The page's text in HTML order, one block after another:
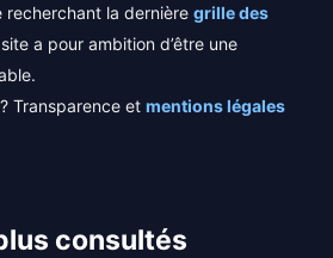
recherchant la dernière grille des
a pour ambition d’être une
Transparence et mentions légales
consultés